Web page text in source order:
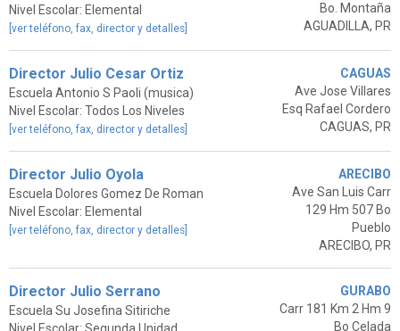
Nivel Escolar: Elemental
[ver teléfono, fax, director y detalles]
Bo. Montaña
AGUADILLA, PR
Director Julio Cesar Ortiz
Escuela Antonio S Paoli (musica)
Nivel Escolar: Todos Los Niveles
[ver teléfono, fax, director y detalles]
CAGUAS
Ave Jose Villares
Esq Rafael Cordero
CAGUAS, PR
Director Julio Oyola
Escuela Dolores Gomez De Roman
Nivel Escolar: Elemental
[ver teléfono, fax, director y detalles]
ARECIBO
Ave San Luis Carr
129 Hm 507 Bo
Pueblo
ARECIBO, PR
Director Julio Serrano
Escuela Su Josefina Sitiriche
GURABO
Carr 181 Km 2 Hm 9
Bo Celada